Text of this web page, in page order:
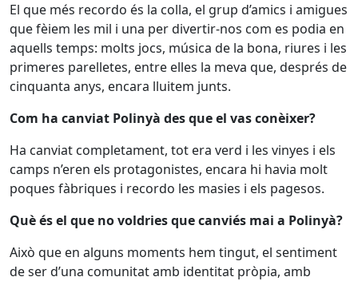
El que més recordo és la colla, el grup d’amics i amigues
que fèiem les mil i una per divertir-nos com es podia en
aquells temps: molts jocs, música de la bona, riures i les
primeres parelletes, entre elles la meva que, després de
cinquanta anys, encara lluitem junts.
Com ha canviat Polinyà des que el vas conèixer?
Ha canviat completament, tot era verd i les vinyes i els
camps n’eren els protagonistes, encara hi havia molt
poques fàbriques i recordo les masies i els pagesos.
Què és el que no voldries que canviés mai a Polinyà?
Això que en alguns moments hem tingut, el sentiment
de ser d’una comunitat amb identitat pròpia, amb